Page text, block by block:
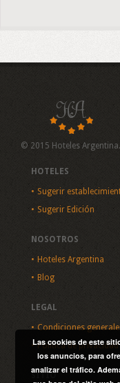
© 2015 Hoteles Argentina.
HOTELES
Sugerir
Sugerir Edición
NOSOTROS
Hoteles Argentina
Blog
LEGAL
Condiciones
Política de privacidad
SITIO
Las cookies de este
los anuncios, para
analizar el tráfico.